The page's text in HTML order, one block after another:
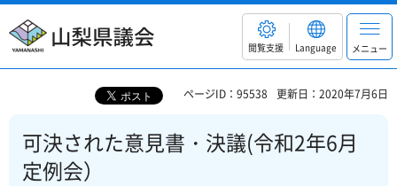
山梨県議会
閲覧支援 Language メニュー
ページID：95538 更新日：2020年7月6日
可決された意見書・決議(令和2年6月
定例会）